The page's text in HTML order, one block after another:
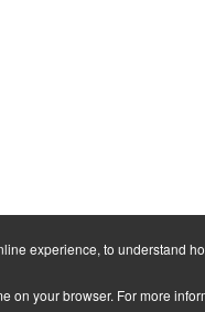
experience, to understand
on your browser. For more